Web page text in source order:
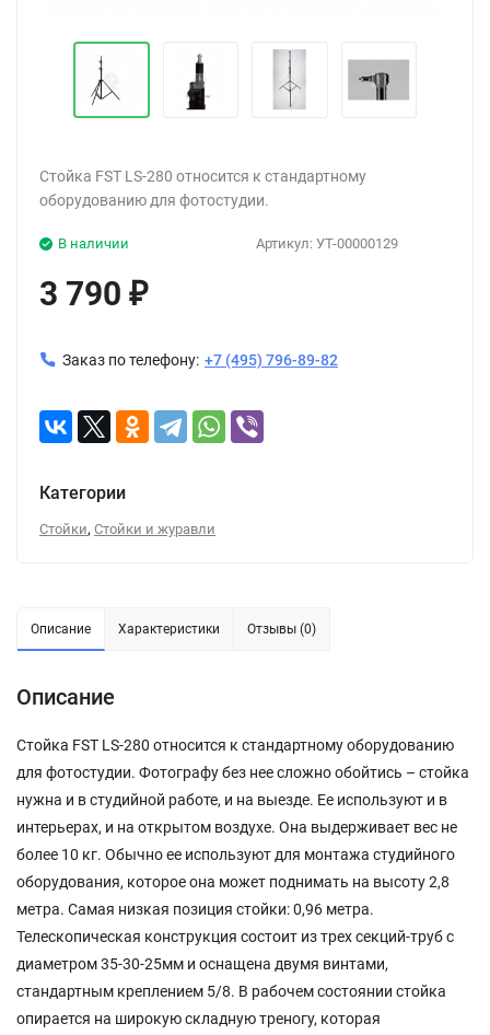
Стойка FST LS-280 относится к стандартному
оборудованию для фотостудии.
Артикул: УТ-00000129
В наличии
3 790 ₽
Заказ по телефону: +7 (495) 796-89-82
Категории
Стойки, Стойки и журавли
Описание Характеристики Отзывы (0)
Описание
Стойка FST LS-280 относится к стандартному оборудованию
для фотостудии. Фотографу без нее сложно обойтись – стойка
нужна и в студийной работе, и на выезде. Ее используют и в
интерьерах, и на открытом воздухе. Она выдерживает вес не
более 10 кг. Обычно ее используют для монтажа студийного
оборудования, которое она может поднимать на высоту 2,8
метра. Самая низкая позиция стойки: 0,96 метра.
Телескопическая конструкция состоит из трех секций-труб с
диаметром 35-30-25мм и оснащена двумя винтами,
стандартным креплением 5/8. В рабочем состоянии стойка
опирается на широкую складную треногу, которая